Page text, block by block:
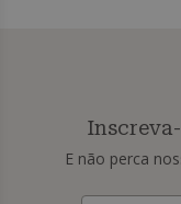
E não perca